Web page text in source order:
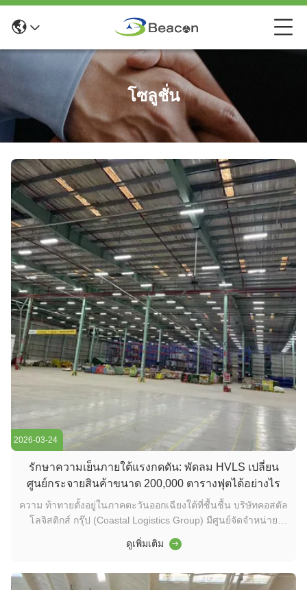
โซลูชั่น
2026-03-24
รักษาความเย็นภายใต้แรงกดดัน: พัดลม HVLS เปลี่ยน
ศูนย์กระจายสินค้าขนาด 200,000 ตารางฟุตได้อย่างไร
ความ ท้าทายตั้งอยู่ในภาคตะวันออกเฉียงใต้ที่ชื้นชื้น บริษัทคอสตัล
โลจิสติกส์ กรุ๊ป (Coastal Logistics Group) มีศูนย์จัดจําหน่าย
ขนาด 200,000 ตารางฟุต ซึ่งอุณหภูมิในช่วงฤดูร้อนในโกดังจะสูง
กว่า 95 ° F (35 ° C) เป็นประจําบริษัทใช้พัดลมพื้นความเร็วสูง 35
ดูเพิ่มเติม